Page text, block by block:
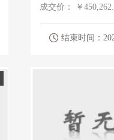
成交价： ￥
结束时间：